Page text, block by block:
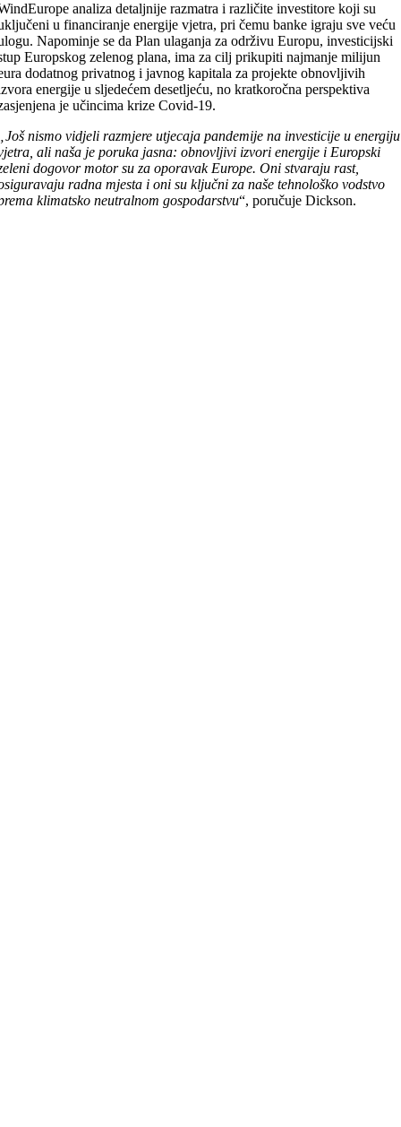
analiza detaljnije razmatra i različite investitore koji su
u financiranje energije vjetra, pri čemu banke igraju sve veću
Napominje se da Plan ulaganja za održivu Europu, investicijski
Europskog zelenog plana, ima za cilj prikupiti najmanje milijun
dodatnog privatnog i javnog kapitala za projekte obnovljivih
energije u sljedećem desetljeću, no kratkoročna perspektiva
je učincima krize Covid-19.
nismo vidjeli razmjere utjecaja pandemije na investicije u energiju
ali naša je poruka jasna: obnovljivi izvori energije i Europski
dogovor motor su za oporavak Europe. Oni stvaraju rast,
radna mjesta i oni su ključni za naše tehnološko vodstvo
klimatsko neutralnom gospodarstvu“, poručuje Dickson.